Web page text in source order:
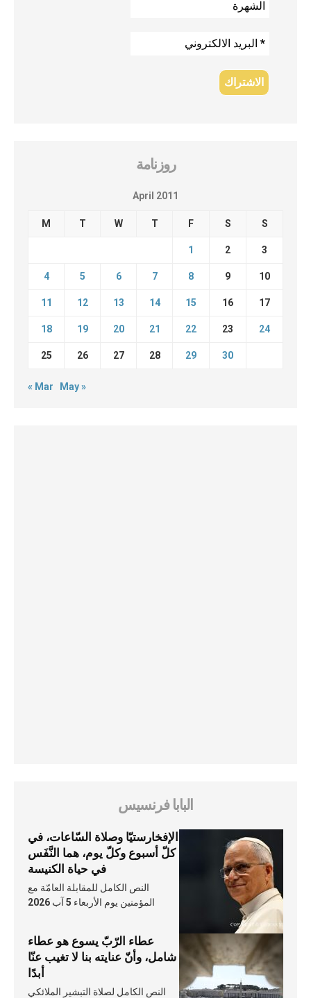
روزنامة
April 2011
M T W T F S S
1 2 3
4 5 6 7 8 9 10
11 12 13 14 15 16 17
18 19 20 21 22 23 24
25 26 27 28 29 30
« Mar May »
البابا فرنسيس
الإفخارستيّا وصلاة السّاعات، في
كلّ أسبوع وكلّ يوم، هما النَّفَس
في حياة الكنيسة
النص الكامل للمقابلة العامّة مع
المؤمنين يوم الأربعاء 5 آب 2026
عطاء الرّبّ يسوع هو عطاء
شامل، وأنّ عنايته بنا لا تغيب عنّا
أبدًا
النص الكامل لصلاة التبشير الملائكي